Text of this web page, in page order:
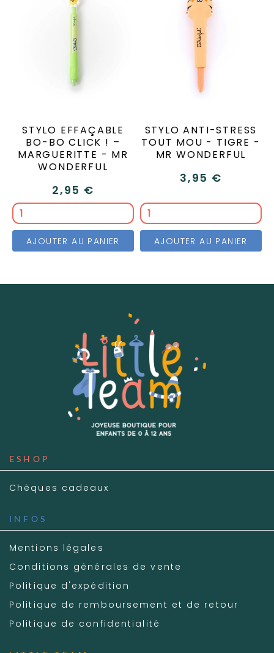
STYLO EFFAÇABLE
BO-BO CLICK ! –
MARGUERITTE - MR
WONDERFUL
2,95 €
AJOUTER AU PANIER
STYLO ANTI-STRESS
TOUT MOU - TIGRE -
MR WONDERFUL
3,95 €
AJOUTER AU PANIER
ESHOP
Chèques cadeaux
INFOS
Mentions légales
Conditions générales de vente
Politique d'expédition
Politique de remboursement et de retour
Politique de confidentialité